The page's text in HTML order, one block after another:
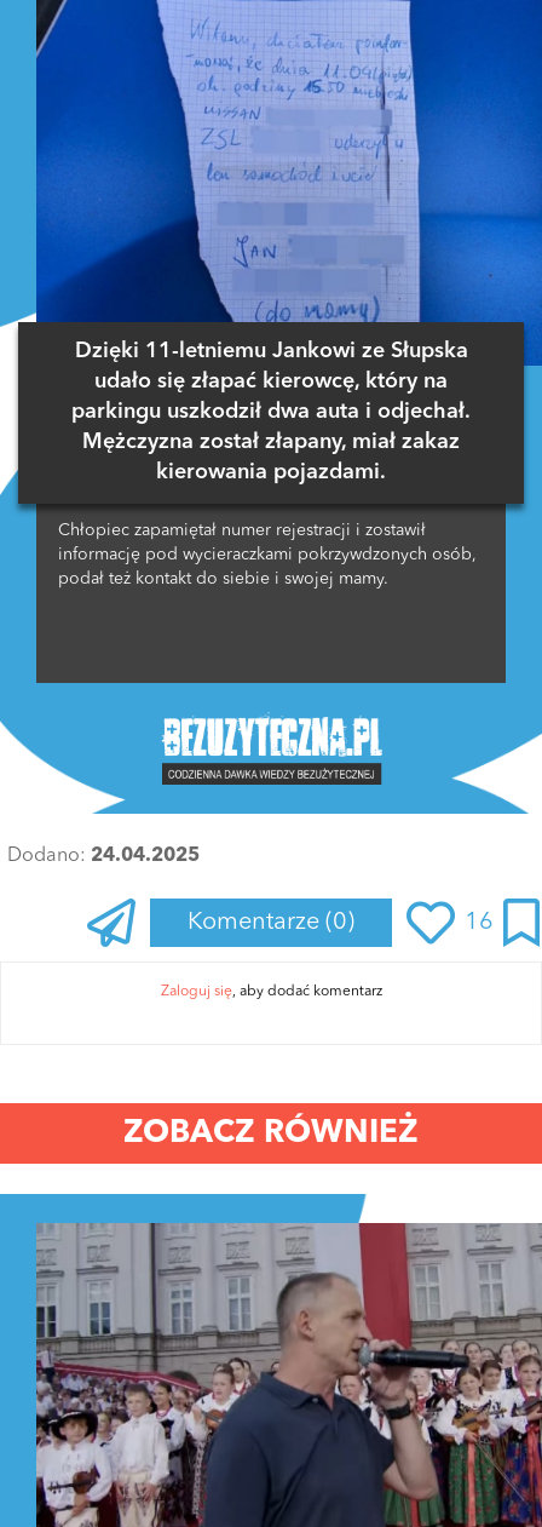
Dzięki 11-letniemu Jankowi ze Słupska
udało się złapać kierowcę, który na
parkingu uszkodził dwa auta i odjechał.
Mężczyzna został złapany, miał zakaz
kierowania pojazdami.
Chłopiec zapamiętał numer rejestracji i zostawił
informację pod wycieraczkami pokrzywdzonych osób,
podał też kontakt do siebie i swojej mamy.
Dodano: 24.04.2025
Komentarze (0) 16
Zaloguj się, aby dodać komentarz
ZOBACZ RÓWNIEŻ